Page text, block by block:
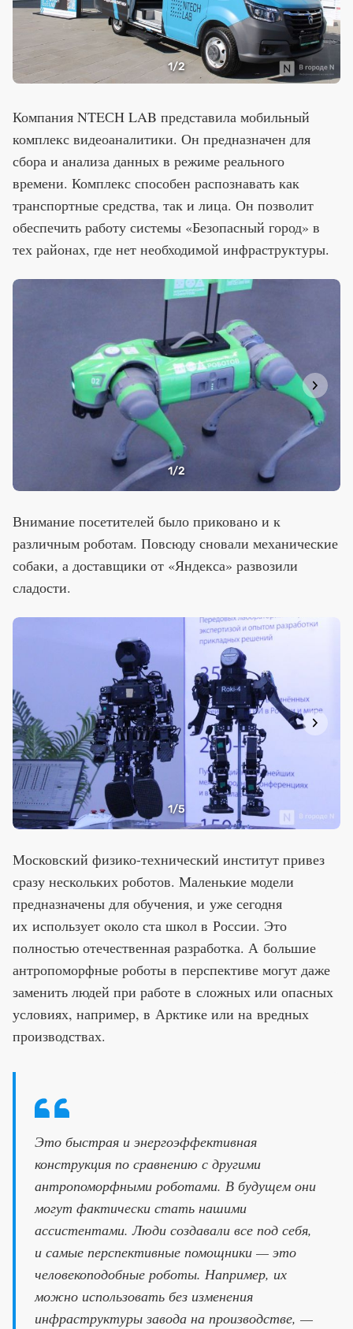
1/2
Компания NTEСH LAB представила мобильный
комплекс видеоаналитики. Он предназначен для
сбора и анализа данных в режиме реального
времени. Комплекс способен распознавать как
транспортные средства, так и лица. Он позволит
обеспечить работу системы «Безопасный город» в
тех районах, где нет необходимой инфраструктуры.
1/2
Внимание посетителей было приковано и к
различным роботам. Повсюду сновали механические
собаки, а доставщики от «Яндекса» развозили
сладости.
1/5
Московский физико-технический институт привез
сразу нескольких роботов. Маленькие модели
предназначены для обучения, и уже сегодня
их использует около ста школ в России. Это
полностью отечественная разработка. А большие
антропоморфные роботы в перспективе могут даже
заменить людей при работе в сложных или опасных
условиях, например, в Арктике или на вредных
производствах.
Это быстрая и энергоэффективная
конструкция по сравнению с другими
антропоморфными роботами. В будущем они
могут фактически стать нашими
ассистентами. Люди создавали все под себя,
и самые перспективные помощники — это
человекоподобные роботы. Например, их
можно использовать без изменения
инфраструктуры завода на производстве, —